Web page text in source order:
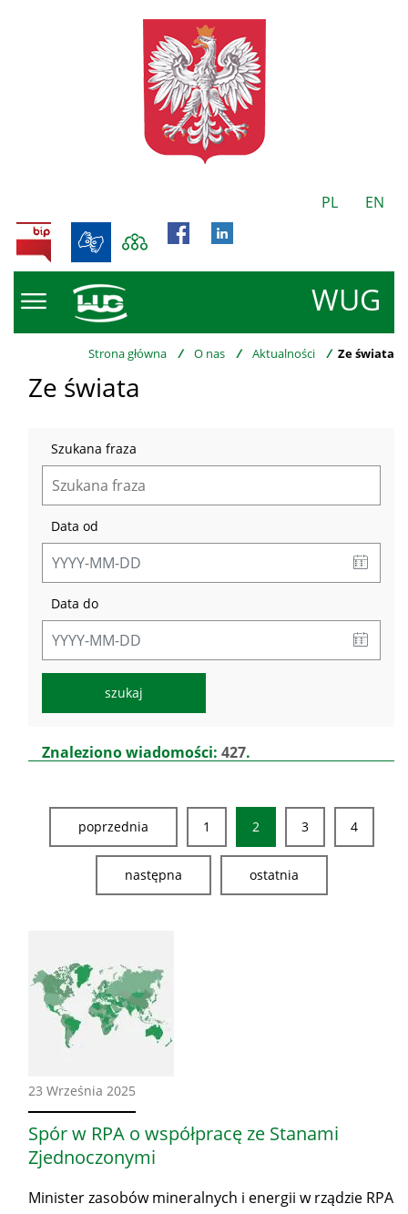
PL EN
WUG
BIP
Strona główna / O nas / Aktualności / Ze świata
Ze świata
Szukana fraza
Data od
Data do
Lista
aktualności
Znaleziono wiadomości: 427.
poprzednia 1 2 3 4
następna ostatnia
23 Września 2025
świata
Spór w RPA o współpracę ze Stanami
Zjednoczonymi
Minister zasobów mineralnych i energii w rządzie RPA